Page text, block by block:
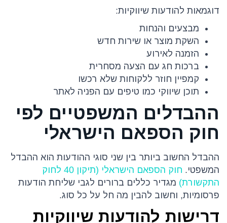
דוגמאות להודעות שיווקיות:
מבצעים והנחות
השקת מוצר או שירות חדש
הזמנה לאירוע
ברכות חג עם הצעה מסחרית
קמפיין חוזר ללקוחות שלא רכשו
תוכן שיווקי כמו טיפים עם הפניה לאתר
ההבדלים המשפטיים לפי
חוק הספאם הישראלי
ההבדל החשוב ביותר בין שני סוגי ההודעות הוא ההבדל
המשפטי.
חוק הספאם הישראלי (תיקון 40 לחוק
התקשורת) מגדיר כללים ברורים לגבי שליחת הודעות
פרסומיות, וחשוב להבין מה חל על כל סוג.
דרישות להודעות שיווקיות